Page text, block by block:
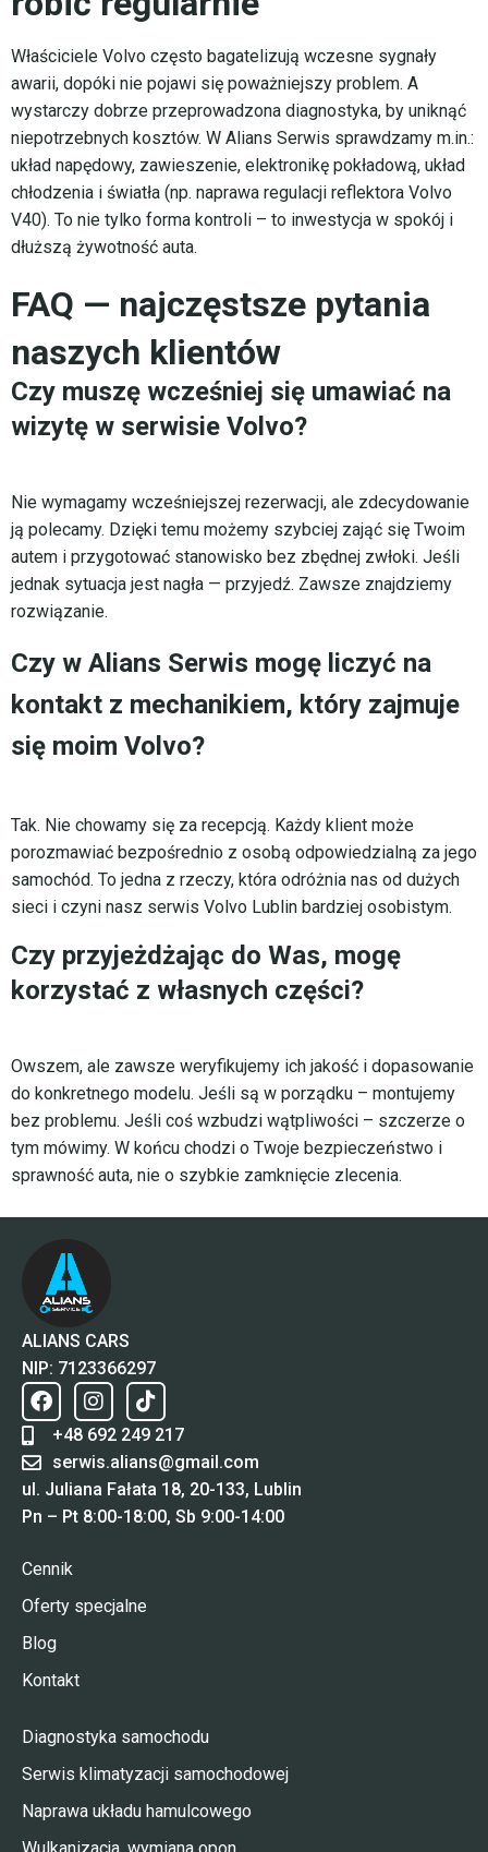
Właściciele Volvo często bagatelizują wczesne sygnały
awarii, dopóki nie pojawi się poważniejszy problem. A
wystarczy dobrze przeprowadzona diagnostyka, by uniknąć
niepotrzebnych kosztów. W Alians Serwis sprawdzamy m.in.:
układ napędowy, zawieszenie, elektronikę pokładową, układ
chłodzenia i światła (np. naprawa regulacji reflektora Volvo
V40). To nie tylko forma kontroli – to inwestycja w spokój i
dłuższą żywotność auta.
FAQ — najczęstsze pytania
naszych klientów
Czy muszę wcześniej się umawiać na
wizytę w serwisie Volvo?
Nie wymagamy wcześniejszej rezerwacji, ale zdecydowanie
ją polecamy. Dzięki temu możemy szybciej zająć się Twoim
autem i przygotować stanowisko bez zbędnej zwłoki. Jeśli
jednak sytuacja jest nagła — przyjedź. Zawsze znajdziemy
rozwiązanie.
Czy w Alians Serwis mogę liczyć na
kontakt z mechanikiem, który zajmuje
się moim Volvo?
Tak. Nie chowamy się za recepcją. Każdy klient może
porozmawiać bezpośrednio z osobą odpowiedzialną za jego
samochód. To jedna z rzeczy, która odróżnia nas od dużych
sieci i czyni nasz serwis Volvo Lublin bardziej osobistym.
Czy przyjeżdżając do Was, mogę
korzystać z własnych części?
Owszem, ale zawsze weryfikujemy ich jakość i dopasowanie
do konkretnego modelu. Jeśli są w porządku – montujemy
bez problemu. Jeśli coś wzbudzi wątpliwości – szczerze o
tym mówimy. W końcu chodzi o Twoje bezpieczeństwo i
sprawność auta, nie o szybkie zamknięcie zlecenia.
ALIANS CARS
NIP: 7123366297
+48 692 249 217
serwis.alians@gmail.com
ul. Juliana Fałata 18, 20-133, Lublin
Pn – Pt 8:00-18:00, Sb 9:00-14:00
Cennik
Oferty specjalne
Blog
Kontakt
Diagnostyka samochodu
Serwis klimatyzacji samochodowej
Naprawa układu hamulcowego